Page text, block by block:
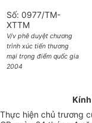
Số: 0977/TM-
XTTM
V/v phê duyệt chương
trình xúc tiến thương
mại trọng điểm quốc gia
2004
Thực hiện chủ trương